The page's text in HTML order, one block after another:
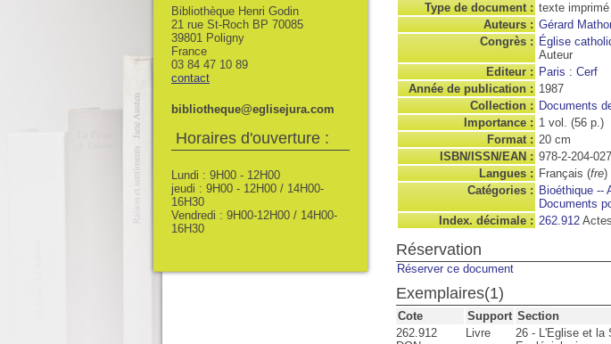
Type de document : texte imprimé
Auteurs : Gérard
Congrès : Église
Auteur
Editeur : Paris : Cerf
Année de publication : 1987
Collection : Documents
Importance : 1 vol. (56 p.)
Format : 20 cm
ISBN/ISSN/EAN : 978-2-204-
Langues : Français (fre)
Catégories : Bioéthique --
Documents
Index. décimale : 262.912
Réservation
Réserver ce document
Exemplaires(1)
Cote Support Section
262.912
Livre
26 - L'Eglise et la
Bibliothèque Henri Godin
21 rue St-Roch BP 70085
39801 Poligny
France
03 84 47 10 89
contact
bibliotheque@eglisejura.com
Horaires d'ouverture :
Lundi : 9H00 - 12H00
jeudi : 9H00 - 12H00 / 14H00-
16H30
Vendredi : 9H00-12H00 / 14H00-
16H30